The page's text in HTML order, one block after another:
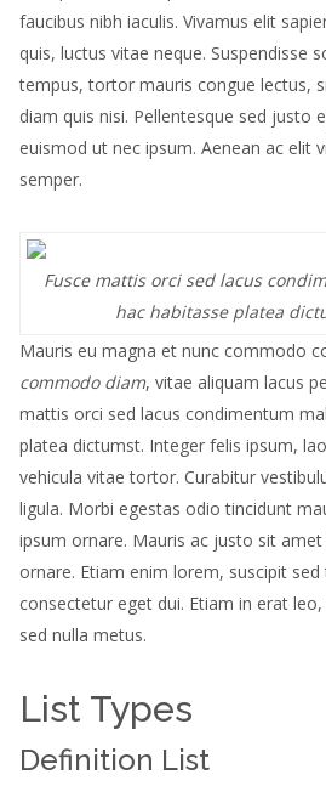
faucibus nibh iaculis. Vivamus elit
quis, luctus vitae neque. Suspendisse
tempus, tortor mauris congue lectus,
diam quis nisi. Pellentesque sed justo
euismod ut nec ipsum. Aenean ac elit
semper.
Fusce mattis orci sed lacus
hac habitasse platea
Mauris eu magna et nunc commodo
commodo diam, vitae aliquam lacus
mattis orci sed lacus condimentum
platea dictumst. Integer felis ipsum,
vehicula vitae tortor. Curabitur
ligula. Morbi egestas odio tincidunt
ipsum ornare. Mauris ac justo sit
ornare. Etiam enim lorem, suscipit sed
consectetur eget dui. Etiam in erat
sed nulla metus.
List Types
Definition List